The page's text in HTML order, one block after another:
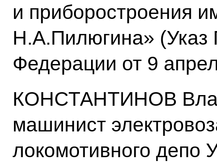
и приборостроения
Н.А.Пилюгина» (Указ
Федерации от 9
КОНСТАНТИНОВ
машинист
локомотивного